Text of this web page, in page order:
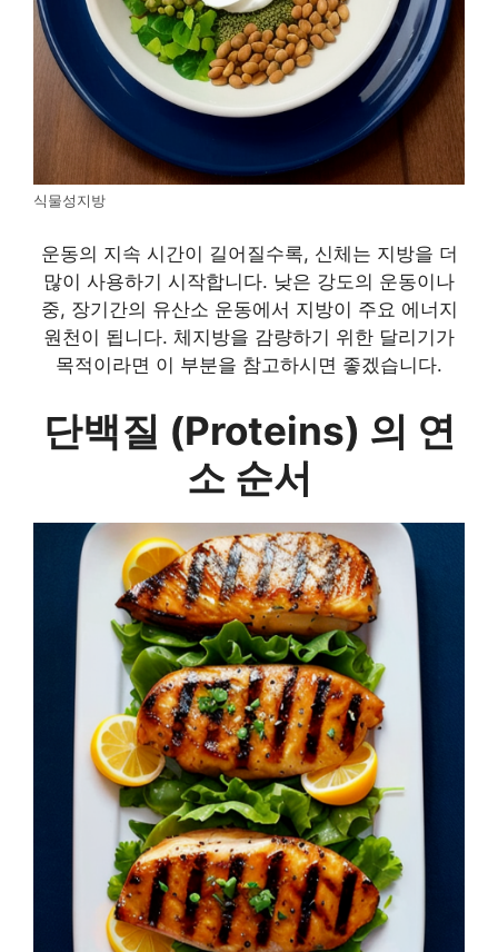
식물성지방
운동의 지속 시간이 길어질수록, 신체는 지방을 더
많이 사용하기 시작합니다. 낮은 강도의 운동이나
중, 장기간의 유산소 운동에서 지방이 주요 에너지
원천이 됩니다. 체지방을 감량하기 위한 달리기가
목적이라면 이 부분을 참고하시면 좋겠습니다.
단백질 (Proteins) 의 연
소 순서